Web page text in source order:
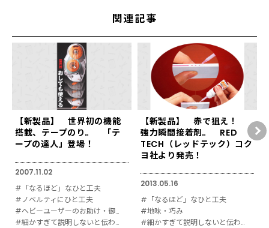
関連記事
【新製品】 世界初の機能
搭載、テープのり。 「テ
ープの達人」登場！
2007.11.02
#「なるほど」なひと工夫
#ノベルティにひと工夫
#ヘビーユーザーのお助け・御用達
#細かすぎて説明しないと伝わりにくい
【新製品】 赤で狙え！
強力瞬間接着剤。 RED
TECH（レッドテック）コク
ヨ社より発売！
2013.05.16
#「なるほど」なひと工夫
#地味・巧み
#細かすぎて説明しないと伝わりにくい